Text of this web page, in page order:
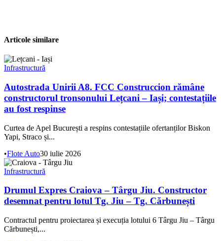
Articole similare
Infrastructură
Autostrada Unirii A8. FCC Construccion rămâne
constructorul tronsonului Lețcani – Iași; contestațiile
au fost respinse
Curtea de Apel București a respins contestațiile ofertanților Biskon
Yapi, Straco și...
•Flote Auto30 iulie 2026
Infrastructură
Drumul Expres Craiova – Târgu Jiu. Constructor
desemnat pentru lotul Tg. Jiu – Tg. Cărbunești
Contractul pentru proiectarea și execuția lotului 6 Târgu Jiu – Târgu
Cărbunești,...